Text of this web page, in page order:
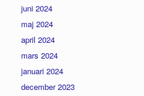
juni 2024
maj 2024
april 2024
mars 2024
januari 2024
december 2023